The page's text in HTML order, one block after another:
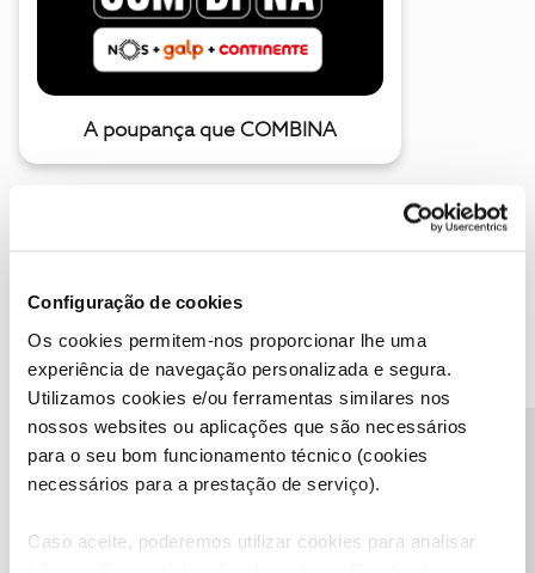
Configuração de cookies
Os cookies permitem-nos proporcionar lhe uma
experiência de navegação personalizada e segura.
Utilizamos cookies e/ou ferramentas similares nos
nossos websites ou aplicações que são necessários
para o seu bom funcionamento técnico (cookies
necessários para a prestação de serviço).
Caso aceite, poderemos utilizar cookies para analisar
A poupança que COMBINA
Descubra as novidades de julho